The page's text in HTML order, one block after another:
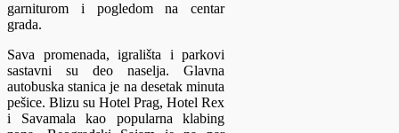
garniturom i pogledom na centar
grada.
Sava promenada, igrališta i parkovi
sastavni su deo naselja. Glavna
autobuska stanica je na desetak minuta
pešice. Blizu su Hotel Prag, Hotel Rex
i Savamala kao popularna klabing